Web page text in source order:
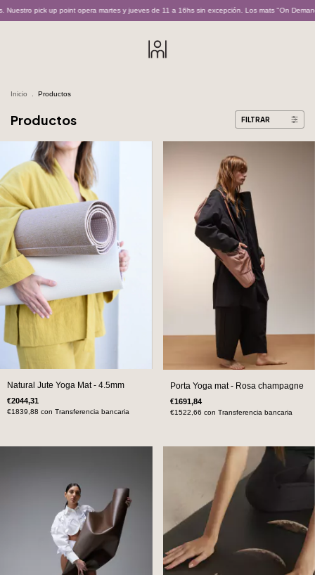
martes y jueves de 11 a 16hs sin excepción. Los mats "On Demand" son realizados
Inicio Productos
Productos FILTRAR
Natural Jute Yoga Mat - 4.5mm
€2044,31
€1839,88 con Transferencia bancaria
Porta Yoga mat - Rosa champagne
€1691,84
€1522,66 con Transferencia bancaria